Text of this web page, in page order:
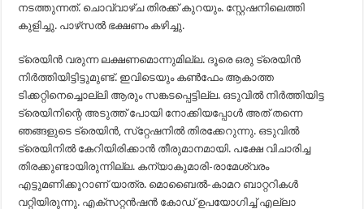
നടത്തുന്നത്. ചൊവ്വാഴ്ച തിരക്ക് കുറയും. സ്റ്റേഷനിലെത്തി
കുളിച്ചു. പാഴ്‌സല്‍ ഭക്ഷണം കഴിച്ചു.
ട്രെയിന്‍ വരുന്ന ലക്ഷണമൊന്നുമില്ല. ദൂരെ ഒരു ട്രെയിന്‍
നിര്‍ത്തിയിട്ടിട്ടുമുണ്ട്. ഇവിടെയും കണ്‍ഫേം ആകാത്ത
ടിക്കറ്റിനെച്ചൊല്ലി ആരും സങ്കടപ്പെട്ടില്ല. ഒടുവില്‍ നിര്‍ത്തിയിട്ട
ട്രെയിനിന്റെ അടുത്ത് പോയി നോക്കിയപ്പോള്‍ അത് തന്നെ
ഞങ്ങളുടെ ട്രെയിന്‍, സ്‌റ്റേഷനില്‍ തിരക്കേറുന്നു. ഒടുവില്‍
ട്രെയിനില്‍ കേറിയിരിക്കാന്‍ തീരുമാനമായി. പക്ഷേ വിചാരിച്ച
തിരക്കുണ്ടായിരുന്നില്ല. കന്യാകുമാരി-രാമേശ്വരം
എട്ടുമണിക്കൂറാണ് യാത്ര. മൊബൈല്‍-കാമറ ബാറ്ററികള്‍
വറ്റിയിരുന്നു. എക്‌സറ്റന്‍ഷന്‍ കോഡ് ഉപയോഗിച്ച് എല്ലാ